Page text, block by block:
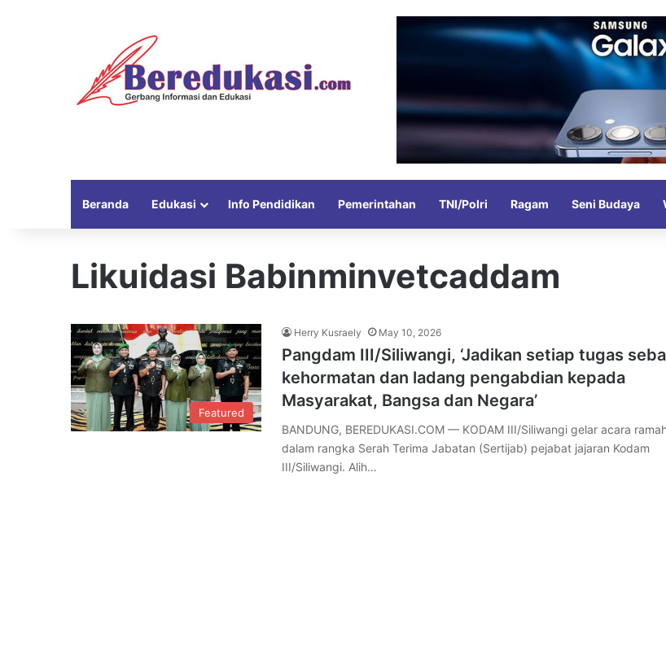
Beranda Edukasi Info Pendidikan Pemerintahan TNI/Polri Ragam Seni Budaya
Likuidasi Babinminvetcaddam
Featured
Herry Kusraely May 10, 2026
Pangdam III/Siliwangi, ‘Jadikan setiap tugas
kehormatan dan ladang pengabdian kepada
Masyarakat, Bangsa dan Negara’
BANDUNG, BEREDUKASI.COM — KODAM III/Siliwangi gelar acara
dalam rangka Serah Terima Jabatan (Sertijab) pejabat jajaran Kodam
III/Siliwangi. Alih…